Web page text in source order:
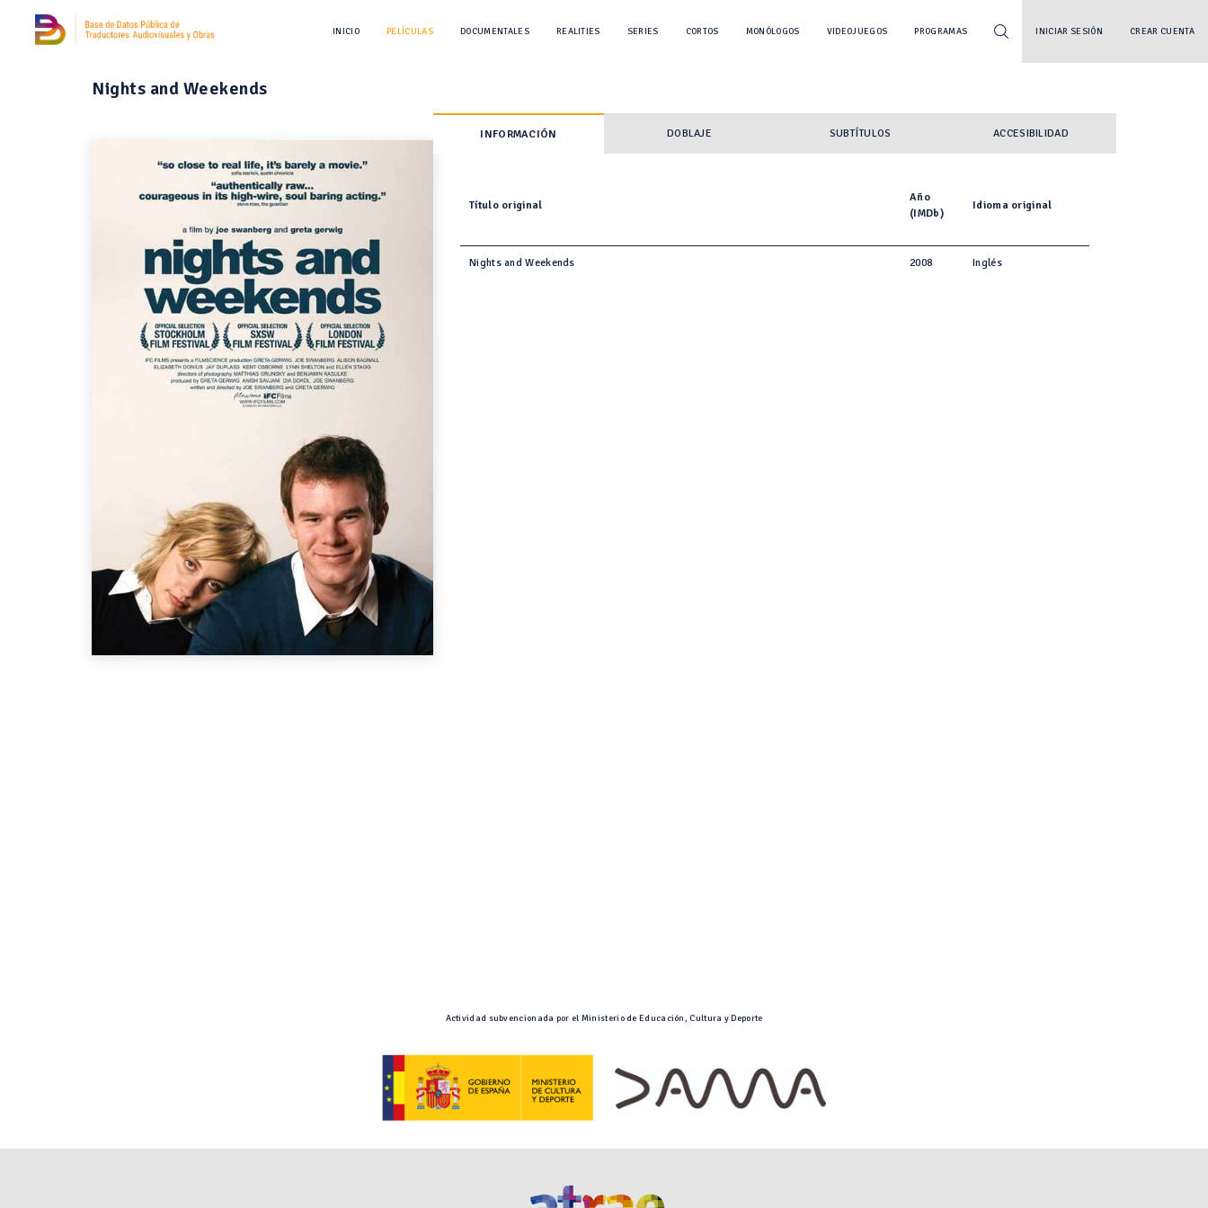
INICIO PELÍCULAS DOCUMENTALES REALITIES SERIES CORTOS MONÓLOGOS VIDEOJUEGOS PROGRAMAS INICIAR SESIÓN CREAR CUENTA
Nights and Weekends
INFORMACIÓN DOBLAJE SUBTÍTULOS ACCESIBILIDAD
Título original
Año
(IMDb)
Idioma original
Nights and Weekends 2008 Inglés
Actividad subvencionada por el Ministerio de Educación, Cultura y Deporte